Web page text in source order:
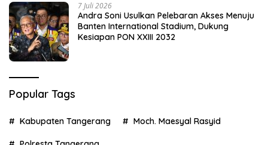
7 Juli 2026
Andra Soni Usulkan Pelebaran Akses Menuju
Banten International Stadium, Dukung
Kesiapan PON XXIII 2032
Popular Tags
Kabupaten Tangerang Moch. Maesyal Rasyid